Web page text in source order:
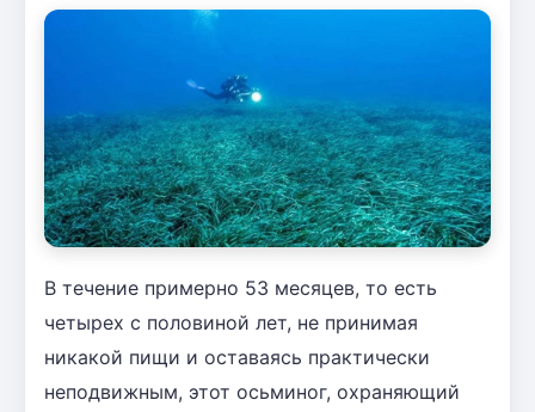
В течение примерно 53 месяцев, то есть
четырех с половиной лет, не принимая
никакой пищи и оставаясь практически
неподвижным, этот осьминог, охраняющий